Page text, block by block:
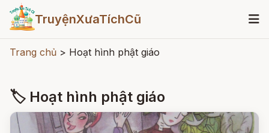
TruyệnXưaTíchCũ
Trang chủ > Hoạt hình phật giáo
🏷 Hoạt hình phật giáo